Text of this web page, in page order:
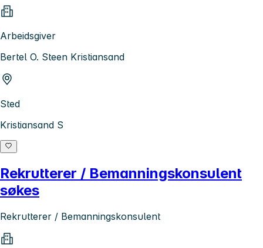
Arbeidsgiver
Bertel O. Steen Kristiansand
Sted
Kristiansand S
Rekrutterer / Bemanningskonsulent
søkes
Rekrutterer / Bemanningskonsulent